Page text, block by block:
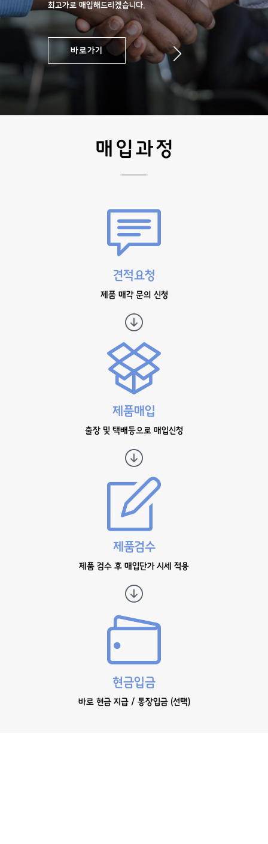
최고가로 매입해드리겠습니다.
바로가기
매입과정
견적요청
제품 매각 문의 신청
제품매입
출장 및 택배등으로 매입신청
제품검수
제품 검수 후 매입단가 시세 적용
현금입금
바로 현금 지급 / 통장입금 (선택)